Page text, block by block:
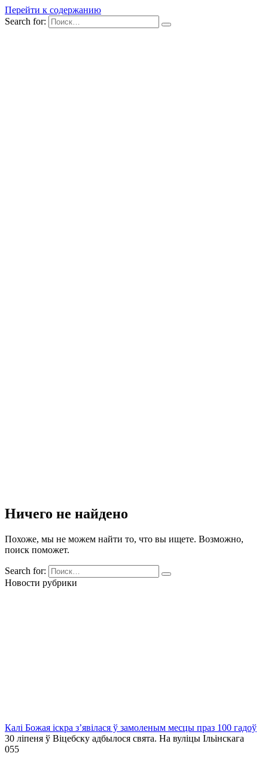
Перейти к содержанию
Search for:
Ничего не найдено
Похоже, мы не можем найти то, что вы ищете. Возможно,
поиск поможет.
Search for:
Новости рубрики
Калі Божая іскра з’явілася ў замоленым месцы праз 100 гадоў
30 ліпеня ў Віцебску адбылося свята. На вуліцы Ільінскага
055